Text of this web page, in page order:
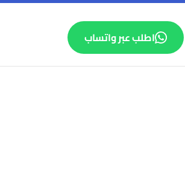
اطلب عبر واتساب